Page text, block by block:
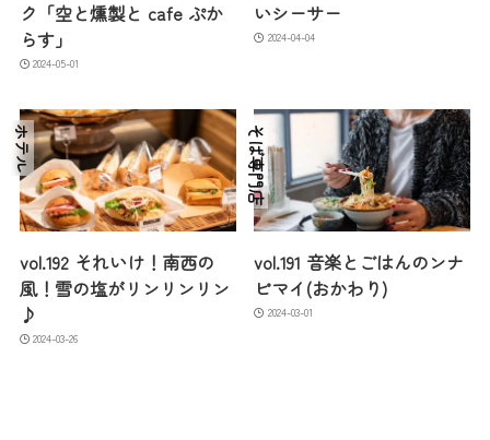
ク「空と燻製と cafe ぷか
らす」
2024-05-01
いシーサー
2024-04-04
vol.192 それいけ！南西の
風！雪の塩がリンリンリン
♪
2024-03-26
ホテル
vol.191 音楽とごはんのンナ
ピマイ(おかわり)
2024-03-01
そば専門店